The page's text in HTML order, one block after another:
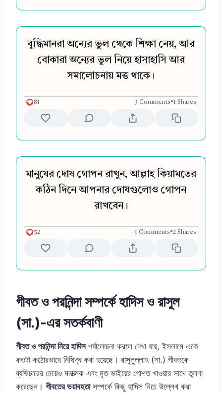
বুদ্ধিমানরা অন্যের ভুল থেকে শিক্ষা নেয়, আর
বোকারা অন্যের ভুল নিয়ে হাসাহাসি আর
সমালোচনায় মত্ত থাকে।
81 3 Comments•1 Shares
মানুষের দোষ গোপন রাখুন, আল্লাহ কিয়ামতের
কঠিন দিনে আপনার দোষগুলোও গোপন
রাখবেন।
52 4 Comments•2 Shares
গীবত ও পরনিন্দা সম্পর্কে হাদিস ও রাসুল
(সা.)-এর সতর্কবাণী
গীবত ও পরনিন্দা নিয়ে হাদিসপর্যালোচনা করলে দেখা যায়, ইসলামে একে
কতটা কঠোরভাবে নিষিদ্ধ করা হয়েছে। রাসুলুল্লাহ (সা.) গীবতকে
ব্যভিচারের চেয়েও মারাত্মক এবং মৃত ভাইয়ের গোশত খাওয়ার সাথে তুলনা
করেছেন। গীবতের ভয়াবহতাসম্পর্কে কিছু হাদিস নিচে উল্লেখ করা